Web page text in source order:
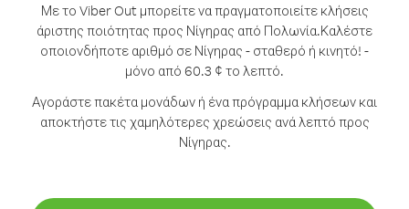
Με το Viber Out μπορείτε να πραγματοποιείτε κλήσεις
άριστης ποιότητας προς Νίγηρας από Πολωνία.Καλέστε
οποιονδήποτε αριθμό σε Νίγηρας - σταθερό ή κινητό! -
μόνο από 60.3 ¢ το λεπτό.
Αγοράστε πακέτα μονάδων ή ένα πρόγραμμα κλήσεων και
αποκτήστε τις χαμηλότερες χρεώσεις ανά λεπτό προς
Νίγηρας.